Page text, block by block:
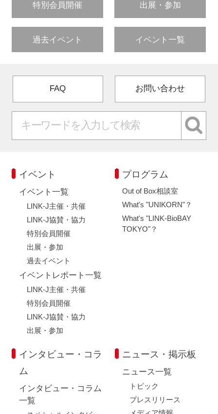
特別会員開催 出展・参加
過去イベント イベント一覧
FAQ お問い合わせ
イベント
イベント一覧
LINK-J主催・共催
LINK-J協賛・協力
特別会員開催
出展・参加
過去イベント
イベントレポート一覧
LINK-J主催・共催
特別会員開催
LINK-J協賛・協力
出展・参加
プログラム
Out of Box相談室
What's "UNIKORN"？
What's "LINK-BioBAY
TOKYO"？
インタビュー・コラ
ム
インタビュー・コラム
一覧
ニュース・掲示板
ニュース一覧
トピック
プレスリリース